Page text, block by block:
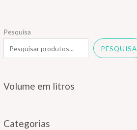
Pesquisa
PESQUISA
Volume em litros
Categorias